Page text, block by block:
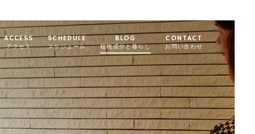
ACCESS
アクセス
SCHEDULE
スケジュール
BLOG
植物成分と暮らし
CONTACT
お問い合わせ